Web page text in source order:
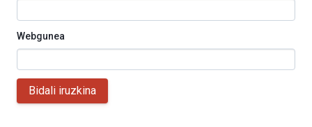
Webgunea
Bidali iruzkina